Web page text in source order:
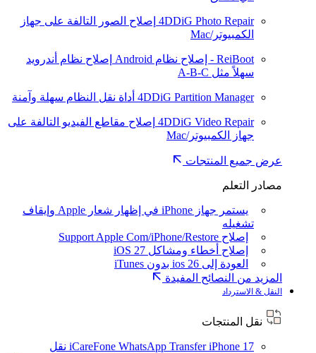
4DDiG Photo Repair إصلاح الصور التالفة على جهاز
الكمبيوتر/Mac
ReiBoot - إصلاح نظام Android
إصلاح نظام أندرويد
سهلاً مثل A-B-C
4DDiG Partition Manager أداة نقل النظام سهلة وآمنة
4DDiG Video Repair إصلاح مقاطع الفيديو التالفة على
جهاز الكمبيوتر/Mac
عرض جميع المنتجات
مصادر التعلم
يستمر جهاز iPhone في إظهار شعار Apple وإيقاف
تشغيله
إصلاح Support Apple Com/iPhone/Restore
إصلاح أخطاء ومشاكل iOS 27
العودة إلى ios 26 بدون iTunes
المزيد من النصائح المفيدة
النقل & الاسترداد
نقل المنتجات
iCareFone WhatsApp TransferiPhone 17
نقل